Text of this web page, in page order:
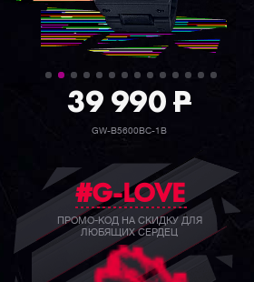
39 990P
GW-B5600BC-1B
#G-LOVE
ПРОМО-КОД НА СКИДКУ ДЛЯ
ЛЮБЯЩИХ СЕРДЕЦ